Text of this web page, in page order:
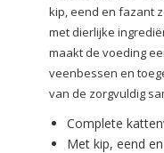
kip, eend en fazant
met dierlijke
maakt de voeding
veenbessen en
van de zorgvuldig
Complete
Met kip, eend